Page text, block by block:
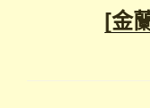
[金